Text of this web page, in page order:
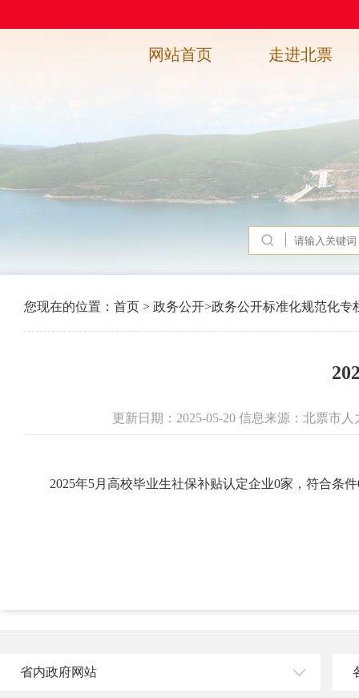
网站首页 走进北票
您现在的位置： 首页 > 政务公开>政务公开标准化规范化专
更新日期：2025-05-20 信息来源：北票市
2025年5月高校毕业生社保补贴认定企业0家，符合条
省内政府网站